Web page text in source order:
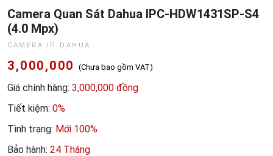
Camera Quan Sát Dahua IPC-HDW1431SP-S4
(4.0 Mpx)
CAMERA IP DAHUA
3,000,000 (Chưa bao gồm VAT)
Giá chính hàng: 3,000,000 đồng
Tiết kiệm: 0%
Tình trạng: Mới 100%
Bảo hành: 24 Tháng